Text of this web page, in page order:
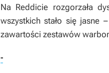
Na Reddicie rozgorzała
wszystkich stało się jasne
zawartości zestawów
-